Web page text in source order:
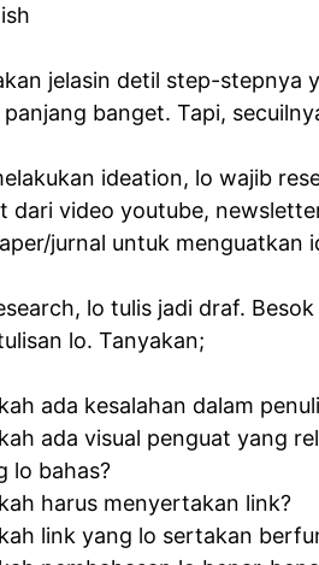
jelasin detil step-stepnya
panjang banget. Tapi,
ideation, lo wajib
dari video youtube,
jurnal untuk menguatkan
lo tulis jadi draf.
lo. Tanyakan;
ada kesalahan dalam
ada visual penguat yang
lo bahas?
harus menyertakan link?
link yang lo sertakan